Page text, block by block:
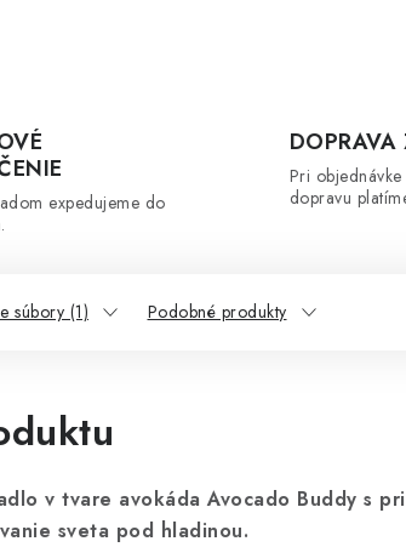
expedujeme do
Pri
dopravu
súbory (1) Podobné produkty
v tvare avokáda Avocado Buddy s
sveta pod hladinou.